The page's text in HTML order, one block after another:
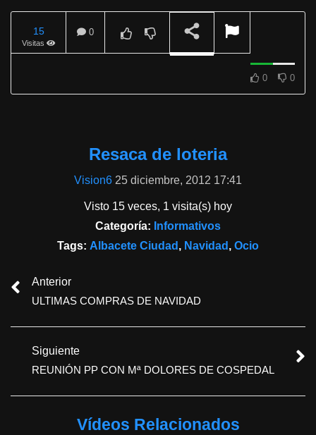
15
Visitas
0
0 0
Resaca de loteria
Vision6 25 diciembre, 2012 17:41
Visto 15 veces, 1 visita(s) hoy
Categoría: Informativos
Tags: Albacete Ciudad , Navidad , Ocio
Anterior
ULTIMAS COMPRAS DE NAVIDAD
Siguiente
REUNIÓN PP CON Mª DOLORES DE COSPEDAL
Vídeos Relacionados